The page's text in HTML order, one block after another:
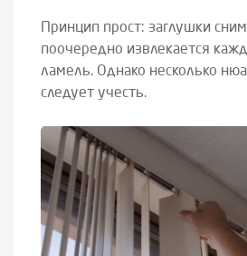
Принцип прост: заглушки
поочередно извлекается
ламель. Однако несколько
следует учесть.